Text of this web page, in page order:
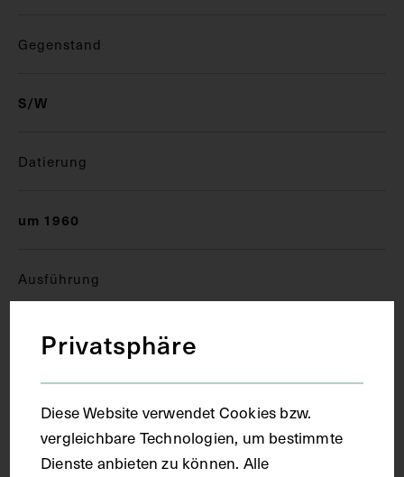
Gegenstand
S/W
Datierung
um 1960
Ausführung
Kopie
Wien
Privatsphäre
Diese Website verwendet Cookies bzw.
vergleichbare Technologien, um bestimmte
Dienste anbieten zu können. Alle